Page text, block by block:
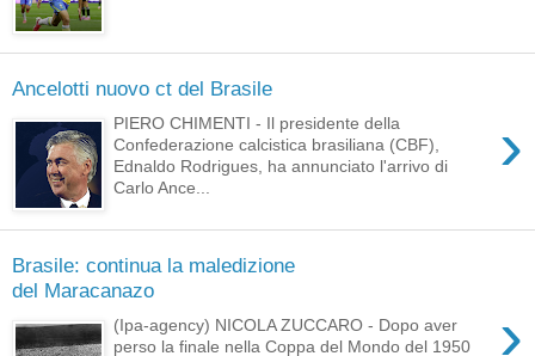
Ancelotti nuovo ct del Brasile
›
PIERO CHIMENTI - Il presidente della
Confederazione calcistica brasiliana (CBF),
Ednaldo Rodrigues, ha annunciato l'arrivo di
Carlo Ance...
Brasile: continua la maledizione
del Maracanazo
›
(Ipa-agency) NICOLA ZUCCARO - Dopo aver
perso la finale nella Coppa del Mondo del 1950